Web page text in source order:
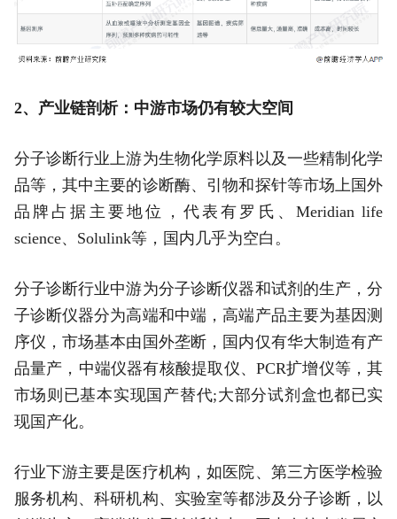
2、产业链剖析：中游市场仍有较大空间
分子诊断行业上游为生物化学原料以及一些精制化学
品等，其中主要的诊断酶、引物和探针等市场上国外
品牌占据主要地位，代表有罗氏、Meridian life
science、Solulink等，国内几乎为空白。
分子诊断行业中游为分子诊断仪器和试剂的生产，分
子诊断仪器分为高端和中端，高端产品主要为基因测
序仪，市场基本由国外垄断，国内仅有华大制造有产
品量产，中端仪器有核酸提取仪、PCR扩增仪等，其
市场则已基本实现国产替代;大部分试剂盒也都已实
现国产化。
行业下游主要是医疗机构，如医院、第三方医学检验
服务机构、科研机构、实验室等都涉及分子诊断，以